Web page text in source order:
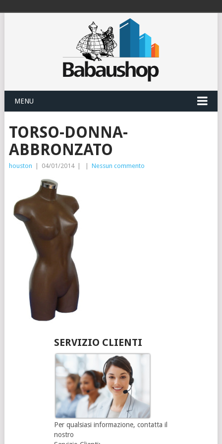
MENU
TORSO-DONNA-
ABBRONZATO
houston 04/01/2014 Nessun commento
SERVIZIO CLIENTI
Per qualsiasi informazione, contatta il
nostro